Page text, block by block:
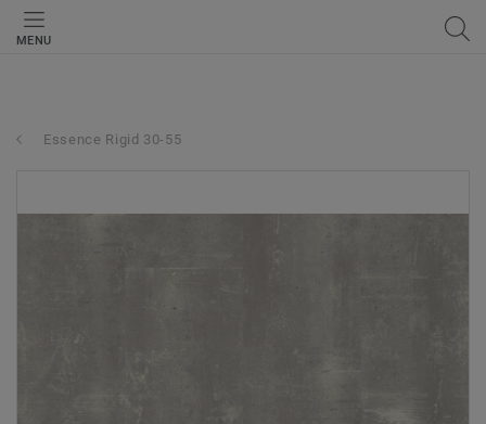
MENU
Essence Rigid 30-55